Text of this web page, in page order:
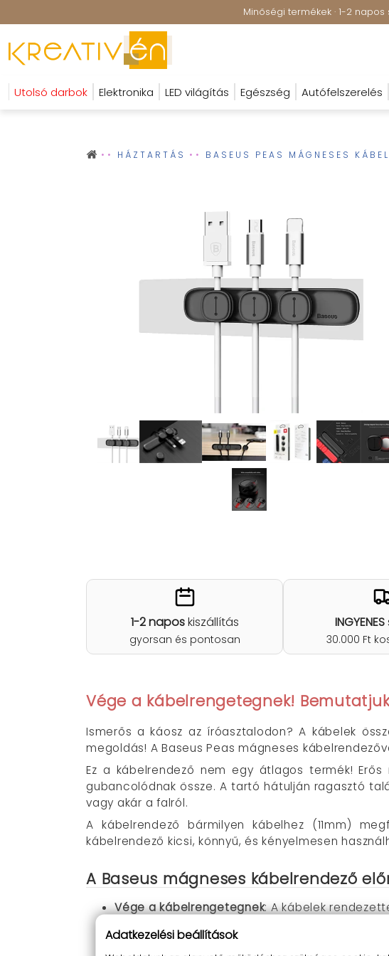
Minőségi termékek · 1-2
Utolsó darbok Elektronika LED világítás Egészség Autófelszerelés
HÁZTARTÁS BASEUS PEAS MÁGNESES
1-2 naposkiszállítás
gyorsan és pontosan
INGYENES
30.000 Ft
Vége a kábelrengetegnek!
Ismerős a káosz az íróasztalodon? A kábelek
megoldás! A Baseus Peas mágneses
Ez a kábelrendező nem egy átlagos termék!
gubancolódnak össze. A tartó hátulján ragasztó
vagy akár a falról.
A kábelrendező bármilyen kábelhez (11mm)
kábelrendező kicsi, könnyű, és kényelmesen
A Baseus mágneses kábelrendező
Vége a kábelrengetegnek: A kábelek
Könnyű rögzítés: A ragasztónak köszönhetően
Adatkezelési beállítások